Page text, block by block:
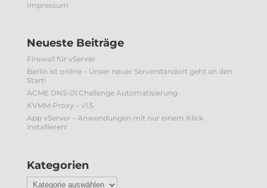
Impressum
Neueste Beiträge
Firewall für vServer
Berlin ist online – Unser neuer Serverstandort geht an den
Start!
ACME DNS-01 Challenge Automatisierung
KVMM Proxy – v1.5
App vServer – Anwendungen mit nur einem Klick
installieren!
Kategorien
Kategorien